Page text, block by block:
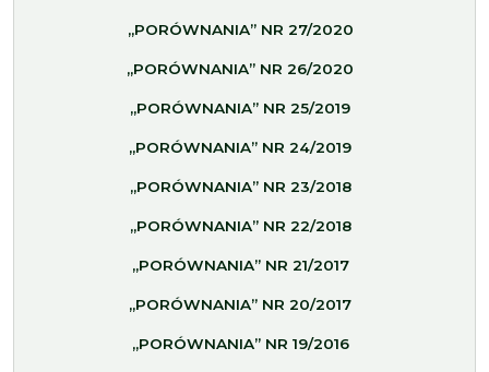
„PORÓWNANIA” NR 27/2020
„PORÓWNANIA” NR 26/2020
„PORÓWNANIA” NR 25/2019
„PORÓWNANIA” NR 24/2019
„PORÓWNANIA” NR 23/2018
„PORÓWNANIA” NR 22/2018
„PORÓWNANIA” NR 21/2017
„PORÓWNANIA” NR 20/2017
„PORÓWNANIA” NR 19/2016